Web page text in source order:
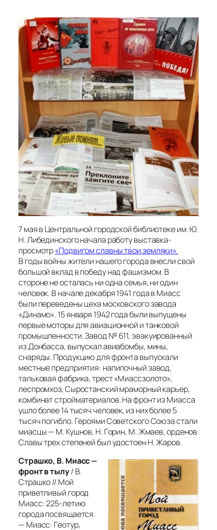
7 мая в Центральной городской библиотеке им. Ю.
Н. Либединского начала работу выставка-
просмотр«Подвигом славны твои земляки».
В годы войны жители нашего города внесли свой
большой вклад в победу над фашизмом. В
стороне не осталась ни одна семья, ни один
человек. В начале декабря 1941 года в Миасс
были переведены цеха московского завода
«Динамо». 15 января 1942 года были выпущены
первые моторы для авиационной и танковой
промышленности. Завод № 611, эвакуированный
из Донбасса, выпускал авиабомбы, мины,
снаряды. Продукцию для фронта выпускали
местные предприятия: напилочный завод,
тальковая фабрика, трест «Миассзолото»,
леспромхоз, Сыростанский мраморный карьер,
комбинат стройматериалов. На фронт из Миасса
ушло более 14 тысяч человек, из них более 5
тысяч погибло. Героями Советского Союза стали
миасцы — М. Кушнов, Н. Горин, М. Жмаев, орденов
Славы трех степеней был удостоен Н. Жаров.
Страшко, В. Миасс —
фронт в тылу/ В.
Страшко // Мой
приветливый город
Миасс: 225-летию
города посвящается.
— Миасс: Геотур,